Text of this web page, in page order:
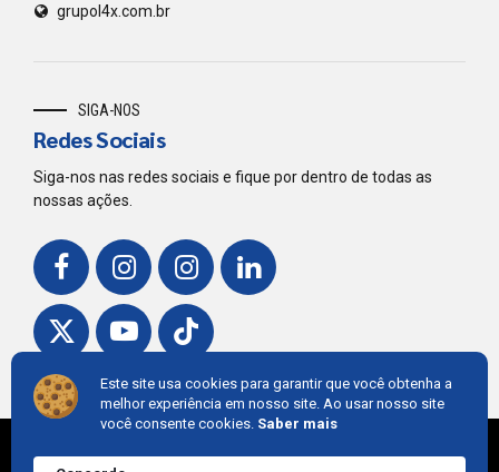
grupol4x.com.br
SIGA-NOS
Redes Sociais
Siga-nos nas redes sociais e fique por dentro de todas as
nossas ações.
Este site usa cookies para garantir que você obtenha a
melhor experiência em nosso site. Ao usar nosso site
você consente cookies. Saber mais